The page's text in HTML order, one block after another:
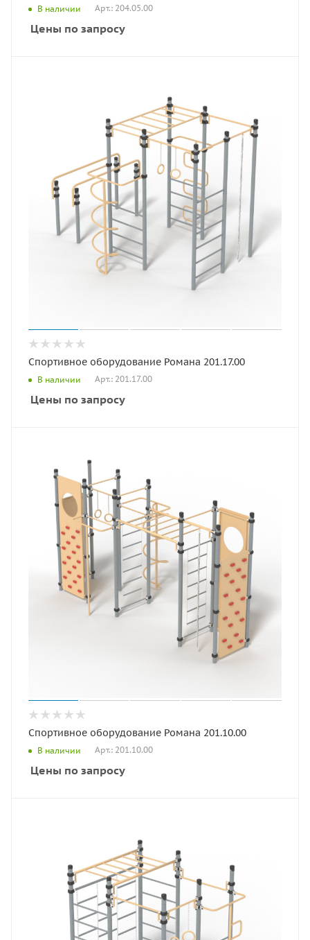
В наличии Арт.: 204.05.00
Цены по запросу
Спортивное оборудование Романа 201.17.00
В наличии Арт.: 201.17.00
Цены по запросу
Спортивное оборудование Романа 201.10.00
В наличии Арт.: 201.10.00
Цены по запросу